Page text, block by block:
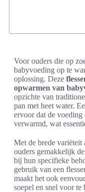
Voor ouders die op
babyvoeding op te
oplossing. Deze
opwarmen van
opzichte van
pan met heet water.
ervoor dat de voeding
verwarmd, wat
Met de brede variëteit
ouders gemakkelijk de
bij hun specifieke
gebruik van een
maakt het ook
soepel en snel voor te